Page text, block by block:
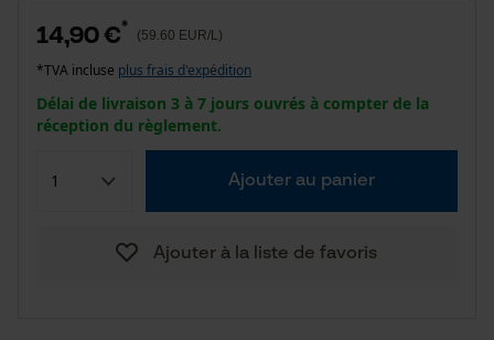
14,90 €*
(59.60 EUR/L)
*TVA incluse plus frais d'expédition
Délai de livraison 3 à 7 jours ouvrés à compter de la
réception du règlement.
Ajouter au panier
Ajouter à la liste de favoris